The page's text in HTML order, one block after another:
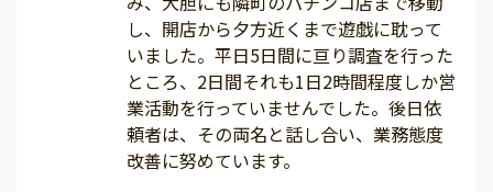
し、開店から夕方近くまで遊戯に耽って
いました。平日5日間に亘り調査を行った
ところ、2日間それも1日2時間程度しか営
業活動を行っていませんでした。後日依
頼者は、その両名と話し合い、業務態度
改善に努めています。